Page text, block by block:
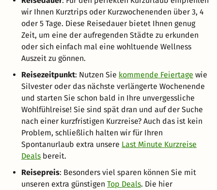
wir Ihnen Kurztrips oder Kurzwochenenden über 3, 4
oder 5 Tage. Diese Reisedauer bietet Ihnen genug
Zeit, um eine der aufregenden Städte zu erkunden
oder sich einfach mal eine wohltuende Wellness
Auszeit zu gönnen.
Reisezeitpunkt: Nutzen Sie kommende Feiertage wie
Silvester oder das nächste verlängerte Wochenende
und starten Sie schon bald in Ihre unvergessliche
Wohlfühlreise! Sie sind spät dran und auf der Suche
nach einer kurzfristigen Kurzreise? Auch das ist kein
Problem, schließlich halten wir für Ihren
Spontanurlaub extra unsere Last Minute Kurzreise
Deals bereit.
Reisepreis: Besonders viel sparen können Sie mit
unseren extra günstigen Top Deals. Die hier